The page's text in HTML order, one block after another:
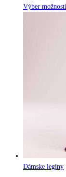
Výber možností
Dámske legíny